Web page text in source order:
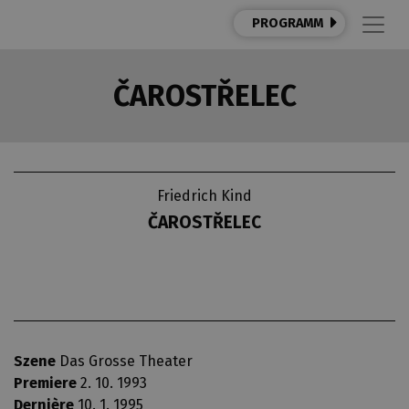
PROGRAMM
ČAROSTŘELEC
Friedrich Kind
ČAROSTŘELEC
Szene Das Grosse Theater
Premiere 2. 10. 1993
Dernière 10. 1. 1995